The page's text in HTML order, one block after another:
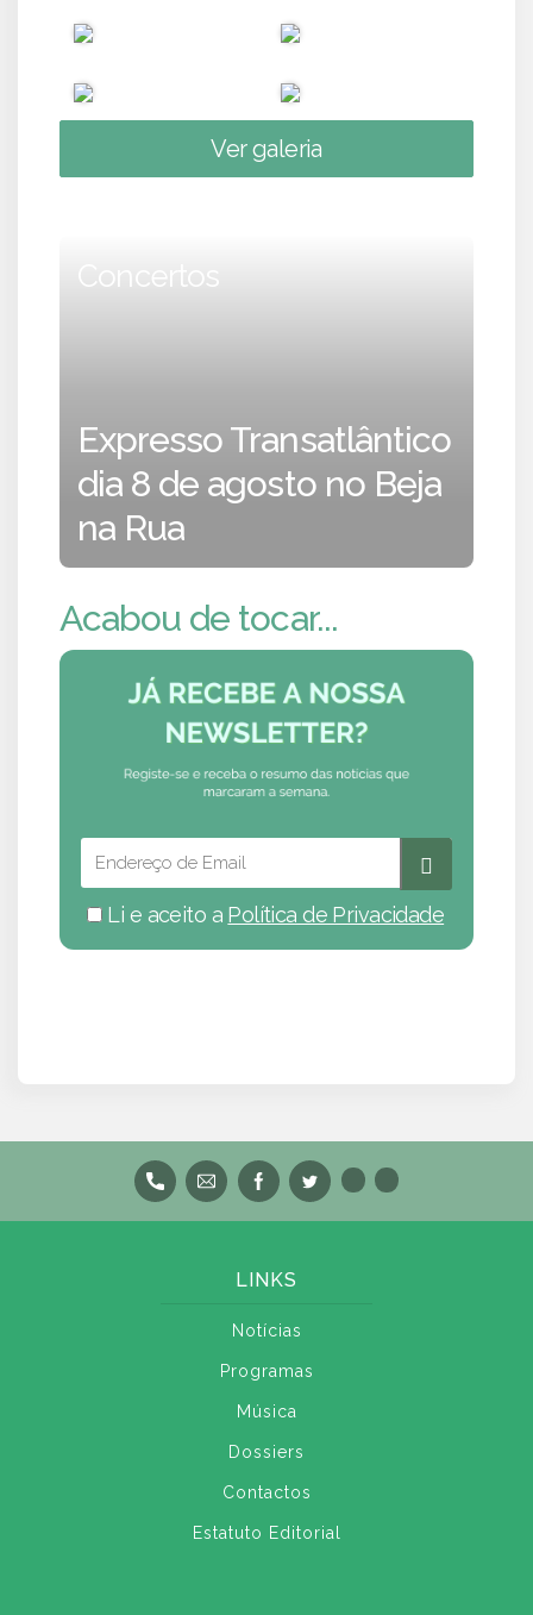
Ver galeria
Concertos
Expresso Transatlântico
dia 8 de agosto no Beja
na Rua
Acabou de tocar...
Li e aceito a Política de Privacidade
LINKS
Notícias
Programas
Música
Dossiers
Contactos
Estatuto Editorial